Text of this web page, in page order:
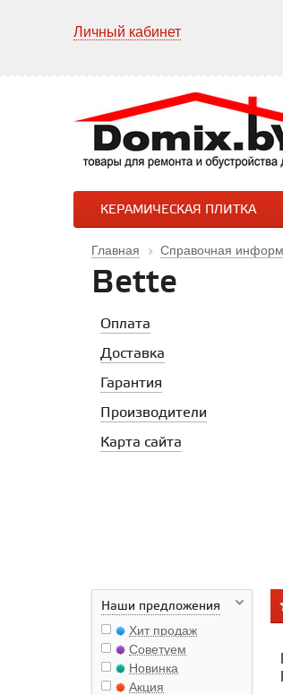
Личный кабинет
КЕРАМИЧЕСКАЯ ПЛИТКА
Главная Справочная
Bette
Оплата
Доставка
Гарантия
Производители
Карта сайта
Наши предложения
Хит продаж
Советуем
Новинка
Акция